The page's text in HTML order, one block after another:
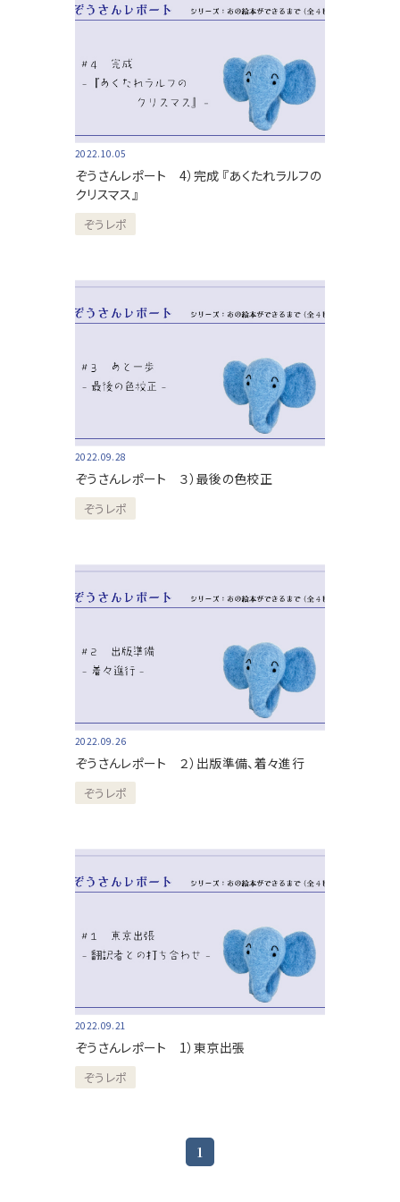
2022.10.05
ぞうさんレポート 4）完成 『あくたれラルフの
クリスマス』
ぞうレポ
2022.09.28
ぞうさんレポート ３）最後の色校正
ぞうレポ
2022.09.26
ぞうさんレポート ２）出版準備、着々進行
ぞうレポ
2022.09.21
ぞうさんレポート 1）東京出張
ぞうレポ
1